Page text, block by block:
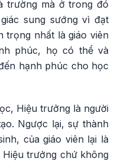
trường mà ở trong đó
sung sướng vì đạt
trọng nhất là giáo viên
phúc, họ có thể và
hạnh phúc cho học
Hiệu trưởng là người
Ngược lại, sự thành
của giáo viên lại là
trưởng chứ không